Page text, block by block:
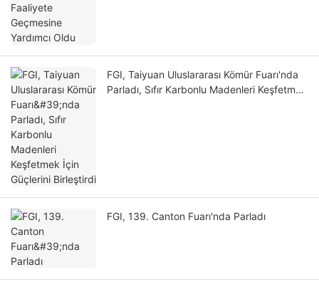
FGI, Taiyuan Uluslararası Kömür Fuarı'nda
Parladı, Sıfır Karbonlu Madenleri Keşfetmek
FGI, 139. Canton Fuarı'nda Parladı